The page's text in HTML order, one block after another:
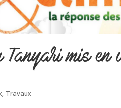
mis en
, Travaux